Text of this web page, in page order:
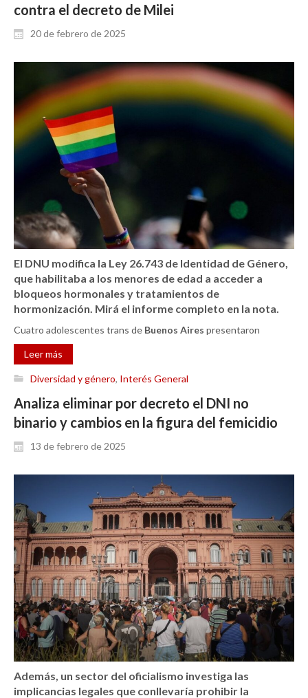
contra el decreto de Milei
20 de febrero de 2025
El DNU modifica la Ley 26.743 de Identidad de Género,
que habilitaba a los menores de edad a acceder a
bloqueos hormonales y tratamientos de
hormonización. Mirá el informe completo en la nota.
Cuatro adolescentes trans de Buenos Aires presentaron
Leer más
Diversidad y género, Interés General
Analiza eliminar por decreto el DNI no
binario y cambios en la figura del femicidio
13 de febrero de 2025
Además, un sector del oficialismo investiga las
implicancias legales que conllevaría prohibir la